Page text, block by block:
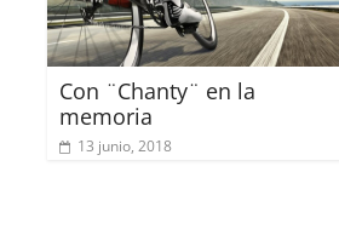
Con ¨Chanty¨ en la
memoria
13 junio, 2018